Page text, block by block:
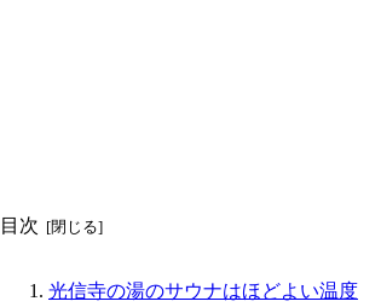
目次
光信寺の湯のサウナはほどよい温度